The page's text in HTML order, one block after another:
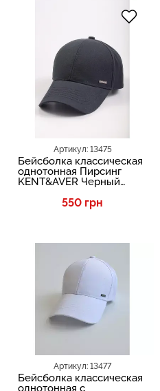
Артикул: 13475
Бейсболка классическая
однотонная Пирсинг
KENT&AVER Черный
550 грн
Артикул: 13477
Бейсболка классическая
однотонная с